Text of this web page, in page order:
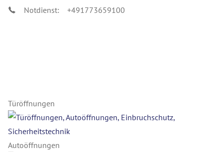
Notdienst: +491773659100
Türöffnungen
Autoöffnungen